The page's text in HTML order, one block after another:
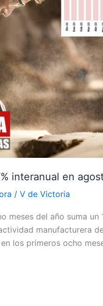
interanual en
/ V de Victoria
meses del año suma
manufacturera
los primeros ocho